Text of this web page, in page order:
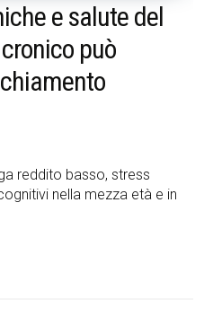
e salute del
può
reddito basso, stress
nella mezza età e in